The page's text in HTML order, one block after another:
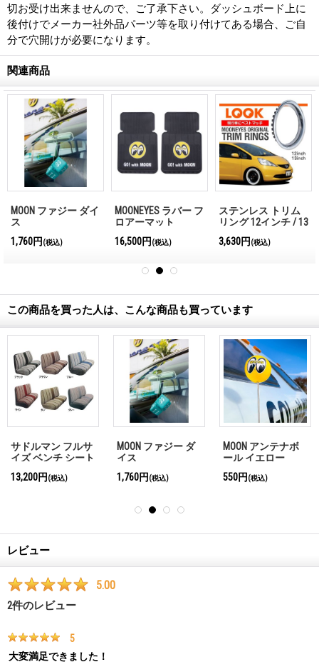
切お受け出来ませんので、ご了承下さい。ダッシュボード上に
後付けでメーカー社外品パーツ等を取り付けてある場合、ご自
分で穴開けが必要になります。
関連商品
MOON ファジー ダイ
ス
1,760円 (税込)
MOONEYES ラバー フ
ロアーマット
16,500円 (税込)
ステンレス トリム
リング 12インチ / 13
3,630円 (税込)
この商品を買った人は、こんな商品も買っています
サドルマン フルサ
イズ ベンチ シート
13,200円 (税込)
MOON ファジー ダ
イス
1,760円 (税込)
MOON アンテナボ
ール イエロー
550円 (税込)
レビュー
5.00
2件のレビュー
5
大変満足できました！